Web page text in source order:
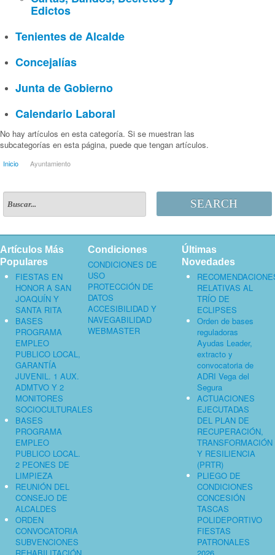
Edictos
Tenientes de Alcalde
Concejalías
Junta de Gobierno
Calendario Laboral
No hay artículos en esta categoría. Si se muestran las
subcategorías en esta página, puede que tengan artículos.
Inicio Ayuntamiento
SEARCH
Artículos Más
Populares
FIESTAS EN
HONOR A SAN
JOAQUÍN Y
SANTA RITA
BASES
PROGRAMA
EMPLEO
PUBLICO LOCAL,
GARANTÍA
JUVENIL. 1 AUX.
ADMTVO Y 2
MONITORES
SOCIOCULTURALES
BASES
PROGRAMA
EMPLEO
PUBLICO LOCAL.
2 PEONES DE
LIMPIEZA
REUNIÓN DEL
CONSEJO DE
ALCALDES
ORDEN
CONVOCATORIA
SUBVENCIONES
Condiciones
CONDICIONES DE
USO
PROTECCIÓN DE
DATOS
ACCESIBILIDAD Y
NAVEGABILIDAD
WEBMASTER
Últimas
Novedades
RELATIVAS AL
TRÍO DE
ECLIPSES
Orden de bases
reguladoras
Ayudas Leader,
extracto y
convocatoria de
ADRI Vega del
Segura
ACTUACIONES
EJECUTADAS
DEL PLAN DE
RECUPERACIÓN,
TRANSFORMACIÓN
Y RESILIENCIA
(PRTR)
PLIEGO DE
CONDICIONES
CONCESIÓN
TASCAS
POLIDEPORTIVO
FIESTAS
PATRONALES